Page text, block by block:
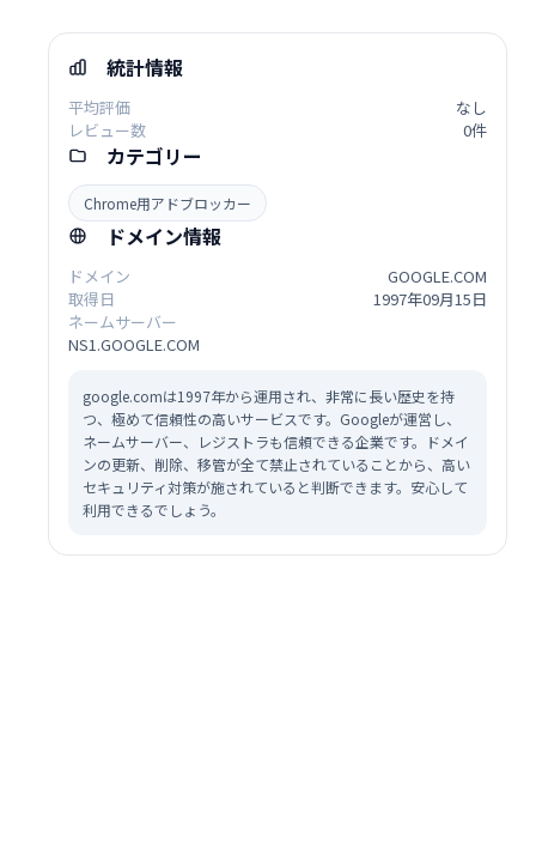
統計情報
平均評価
なし
レビュー数
0件
カテゴリー
Chrome用アドブロッカー
ドメイン情報
ドメイン
GOOGLE.COM
取得日
1997年09月15日
ネームサーバー
NS1.GOOGLE.COM
google.comは1997年から運用され、非常に長い歴史を持
つ、極めて信頼性の高いサービスです。Googleが運営し、
ネームサーバー、レジストラも信頼できる企業です。ドメイ
ンの更新、削除、移管が全て禁止されていることから、高い
セキュリティ対策が施されていると判断できます。安心して
利用できるでしょう。